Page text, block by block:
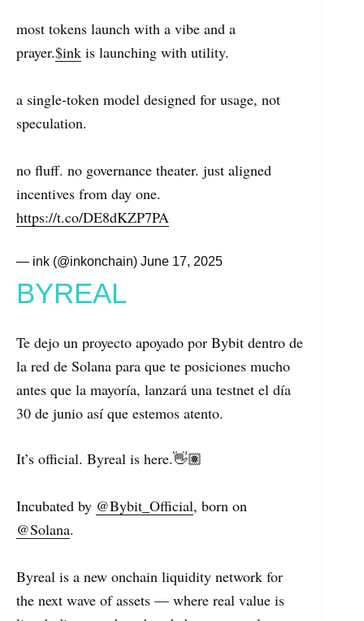
most tokens launch with a vibe and a
prayer.$ink is launching with utility.
a single-token model designed for usage, not
speculation.
no fluff. no governance theater. just aligned
incentives from day one.
https://t.co/DE8dKZP7PA
— ink (@inkonchain) June 17, 2025
BYREAL
Te dejo un proyecto apoyado por Bybit dentro de
la red de Solana para que te posiciones mucho
antes que la mayoría, lanzará una testnet el día
30 de junio así que estemos atento.
It’s official. Byreal is here.👋🏽
Incubated by @Bybit_Official, born on
@Solana.
Byreal is a new onchain liquidity network for
the next wave of assets — where real value is